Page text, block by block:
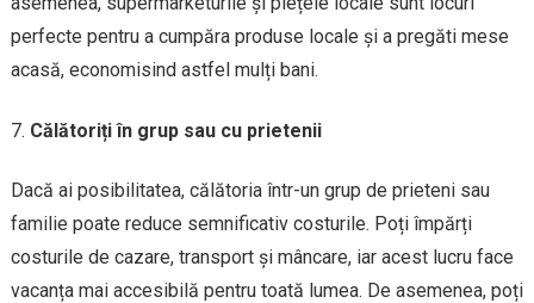
perfecte pentru a cumpăra produse locale și a pregăti mese
acasă, economisind astfel mulți bani.
Călătoriți în grup sau cu prietenii
Dacă ai posibilitatea, călătoria într-un grup de prieteni sau
familie poate reduce semnificativ costurile. Poți împărți
costurile de cazare, transport și mâncare, iar acest lucru face
vacanța mai accesibilă pentru toată lumea. De asemenea, poți